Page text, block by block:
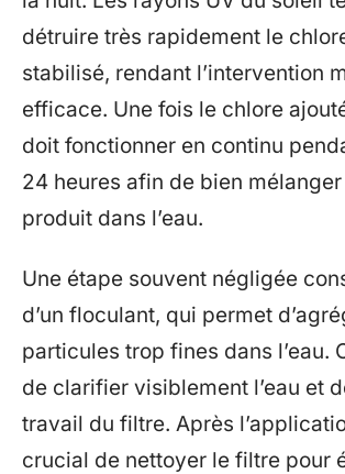
détruire très rapidement le
stabilisé, rendant l’intervention
efficace. Une fois le chlore
doit fonctionner en continu
24 heures afin de bien
produit dans l’eau.
Une étape souvent négligée
d’un floculant, qui permet
particules trop fines dans l’eau.
de clarifier visiblement l’eau et
travail du filtre. Après
crucial de nettoyer le filtre pour